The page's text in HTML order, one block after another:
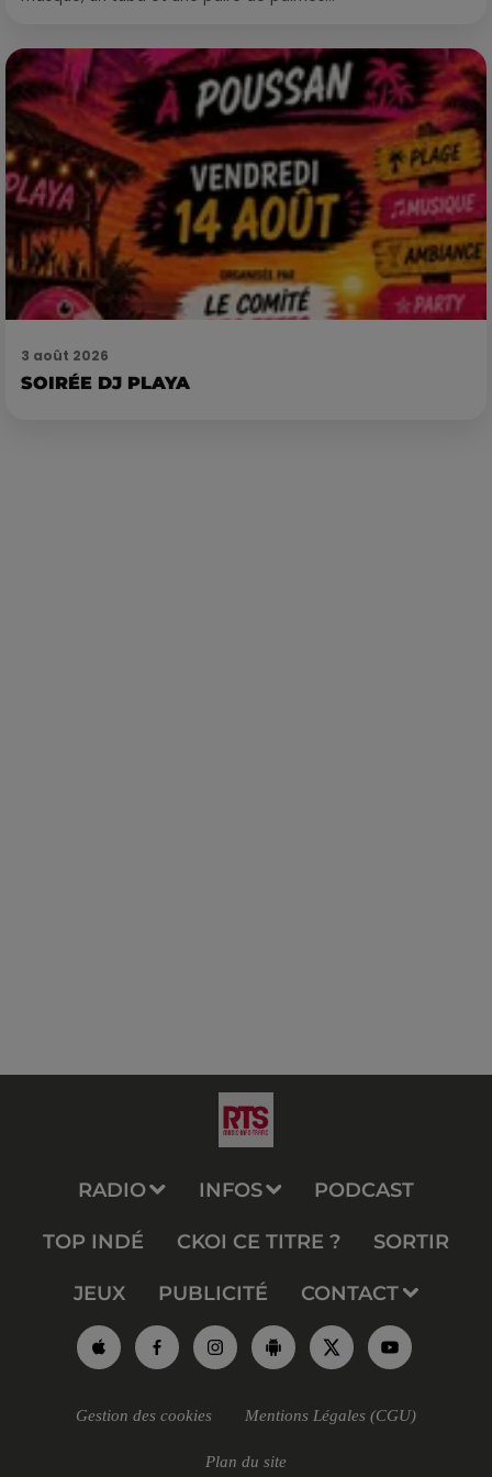
3 août 2026
SOIRÉE DJ PLAYA
RADIO INFOS PODCAST
TOP INDÉ CKOI CE TITRE ? SORTIR
JEUX PUBLICITÉ CONTACT
Gestion des cookies Mentions Légales (CGU)
Plan du site